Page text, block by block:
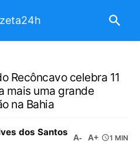
Recôncavo celebra 11
mais uma grande
na Bahia
dos Santos A- A+ 1 MIN